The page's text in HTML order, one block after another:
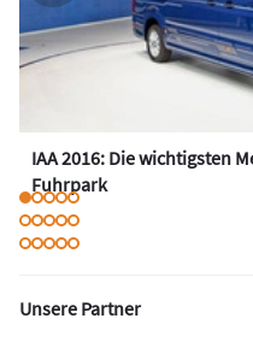
IAA 2016: Die wichtigsten
Fuhrpark
Unsere Partner